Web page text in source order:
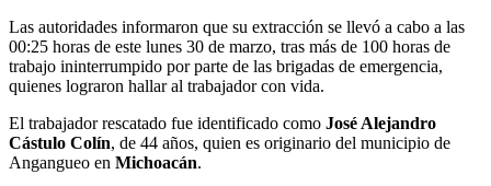
Las autoridades informaron que su extracción se llevó a cabo a las
00:25 horas de este lunes 30 de marzo, tras más de 100 horas de
trabajo ininterrumpido por parte de las brigadas de emergencia,
quienes lograron hallar al trabajador con vida.
El trabajador rescatado fue identificado como José Alejandro
Cástulo Colín, de 44 años, quien es originario del municipio de
Angangueo en Michoacán.